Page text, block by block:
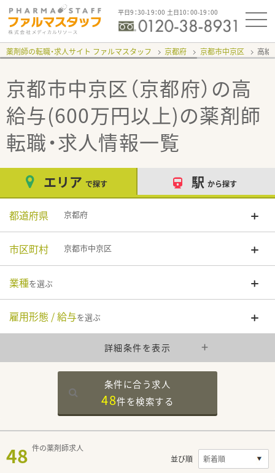
平日9：30-19：00 土日10：00-19：00
薬剤師の転職・求人サイト ファルマスタッフ 京都府 京都市中京区 高給
京都市中京区（京都府）の高
給与(600万円以上)の薬剤師
転職・求人情報一覧
エリア で探す 駅 から探す
都道府県 京都府
市区町村 京都市中京区
業種を選ぶ
雇用形態 / 給与を選ぶ
詳細条件を表示
条件に合う求人
48件を検索する
48 件の薬剤師求人
並び順